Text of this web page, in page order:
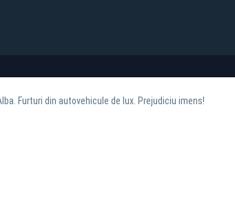
Furturi din autovehicule de lux. Prejudiciu imens!